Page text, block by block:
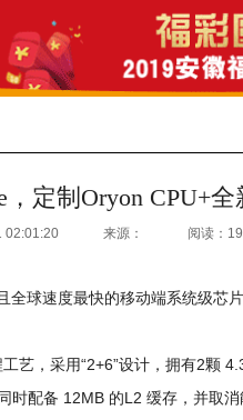
定制Oryon CPU+全
02:01:20 来源： 阅读：
全球速度最快的移动端系统级芯
艺，采用“2+6”设计，拥有2颗
时配备 12MB 的L2 缓存，并取